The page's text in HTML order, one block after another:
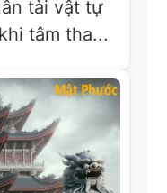
tài vật tự
tâm tha...